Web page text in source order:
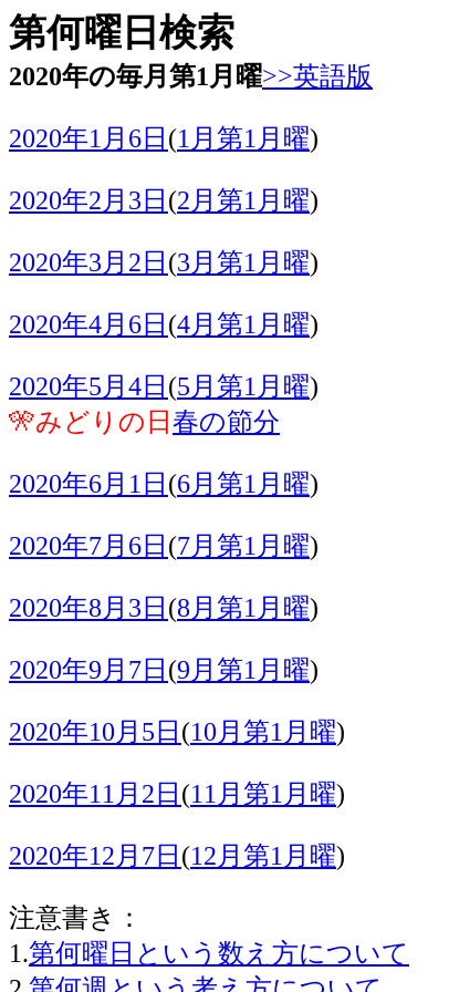
第何曜日検索
2020年の毎月第1月曜>>英語版
2020年1月6日 (1月第1月曜)
2020年2月3日 (2月第1月曜)
2020年3月2日 (3月第1月曜)
2020年4月6日 (4月第1月曜)
2020年5月4日 (5月第1月曜)
🎌みどりの日 春の節分
2020年6月1日 (6月第1月曜)
2020年7月6日 (7月第1月曜)
2020年8月3日 (8月第1月曜)
2020年9月7日 (9月第1月曜)
2020年10月5日 (10月第1月曜)
2020年11月2日 (11月第1月曜)
2020年12月7日 (12月第1月曜)
注意書き：
1.第何曜日という数え方について